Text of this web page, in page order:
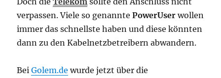
verpassen. Viele so genanntePowerUser wollen
immer das schnellste haben und diese könnten
dann zu den Kabelnetzbetreibern abwandern.
BeiGolem.de wurde jetzt über die